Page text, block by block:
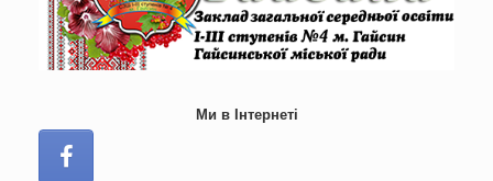
Ми в Інтернеті